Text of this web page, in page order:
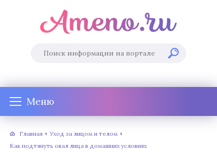
Меню
Главная
Уход за лицом и телом
Как подтянуть овал лица в домашних условиях